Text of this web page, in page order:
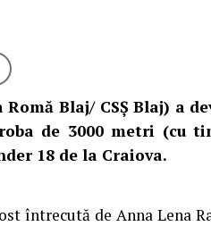
Romă Blaj/ CSȘ Blaj) a
de 3000 metri (cu
18 de la Craiova.
întrecută de Anna Lena